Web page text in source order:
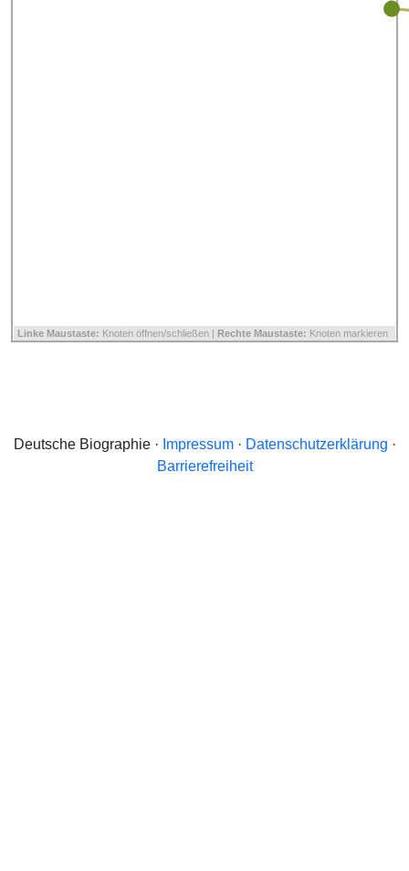
Linke Maustaste: Knoten öffnen/schließen | Rechte Maustaste: Knoten markieren
Deutsche Biographie · Impressum· Datenschutzerklärung ·
Barrierefreiheit